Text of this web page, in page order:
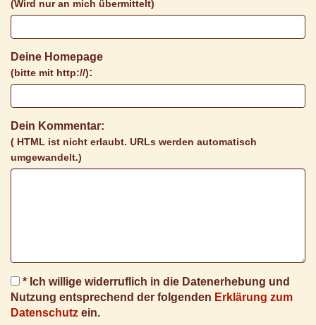
(Wird nur an mich übermittelt)
Deine Homepage
(bitte mit http://):
Dein Kommentar:
( HTML ist nicht erlaubt. URLs werden automatisch
umgewandelt.)
* Ich willige widerruflich in die Datenerhebung und
Nutzung entsprechend der folgenden Erklärung zum
Datenschutz ein.